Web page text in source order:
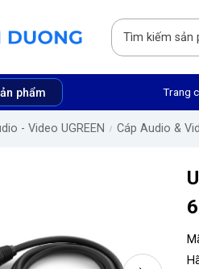
phẩm Trang
- Video UGREEN Cáp Audio &